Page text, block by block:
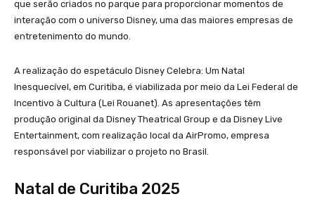
que serão criados no parque para proporcionar momentos de
interação com o universo Disney, uma das maiores empresas de
entretenimento do mundo.
A realização do espetáculo Disney Celebra: Um Natal
Inesquecível, em Curitiba, é viabilizada por meio da Lei Federal de
Incentivo à Cultura (Lei Rouanet). As apresentações têm
produção original da Disney Theatrical Group e da Disney Live
Entertainment, com realização local da AirPromo, empresa
responsável por viabilizar o projeto no Brasil.
Natal de Curitiba 2025